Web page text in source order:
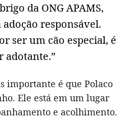
da ONG APAMS,
responsável.
ser um cão especial, é
adotante.”
importante é que Polaco
Ele está em um lugar
e acolhimento.